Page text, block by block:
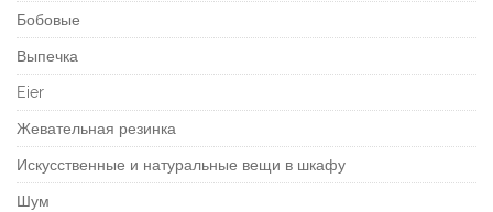
Бобовые
Выпечка
Eier
Жевательная резинка
Искусственные и натуральные вещи в шкафу
Шум